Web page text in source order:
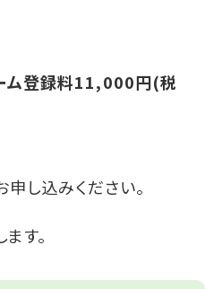
ーム登録料11,000円(税
し込みください。
す。